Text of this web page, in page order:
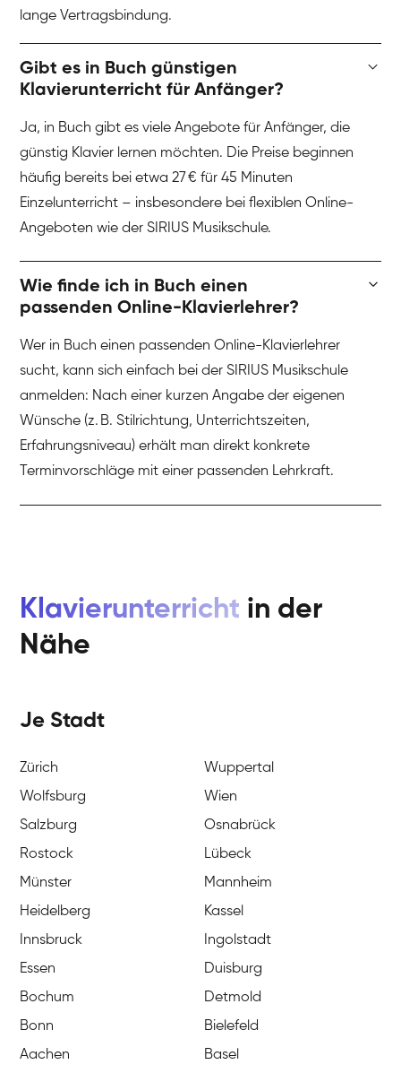
lange Vertragsbindung.
Gibt es in Buch günstigen
Klavierunterricht für Anfänger?
Ja, in Buch gibt es viele Angebote für Anfänger, die
günstig Klavier lernen möchten. Die Preise beginnen
häufig bereits bei etwa 27 € für 45 Minuten
Einzelunterricht – insbesondere bei flexiblen Online-
Angeboten wie der SIRIUS Musikschule.
Wie finde ich in Buch einen
passenden Online-Klavierlehrer?
Wer in Buch einen passenden Online-Klavierlehrer
sucht, kann sich einfach bei der SIRIUS Musikschule
anmelden: Nach einer kurzen Angabe der eigenen
Wünsche (z. B. Stilrichtung, Unterrichtszeiten,
Erfahrungsniveau) erhält man direkt konkrete
Terminvorschläge mit einer passenden Lehrkraft.
Klavierunterricht in der
Nähe
Je Stadt
Zürich
Wuppertal
Wolfsburg
Wien
Salzburg
Osnabrück
Rostock
Lübeck
Münster
Mannheim
Heidelberg
Kassel
Innsbruck
Ingolstadt
Essen
Duisburg
Bochum
Detmold
Bonn
Bielefeld
Aachen
Basel